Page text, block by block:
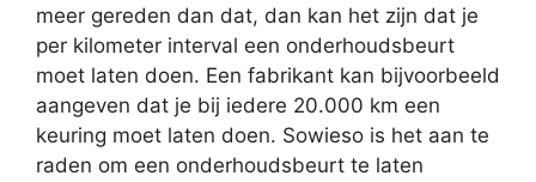
meer gereden dan dat, dan kan het zijn dat je
per kilometer interval een onderhoudsbeurt
moet laten doen. Een fabrikant kan bijvoorbeeld
aangeven dat je bij iedere 20.000 km een
keuring moet laten doen. Sowieso is het aan te
raden om een onderhoudsbeurt te laten